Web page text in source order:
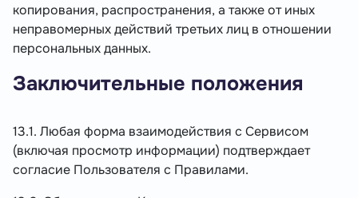
копирования, распространения, а также от иных
неправомерных действий третьих лиц в отношении
персональных данных.
Заключительные положения
13.1. Любая форма взаимодействия с Сервисом
(включая просмотр информации) подтверждает
согласие Пользователя с Правилами.